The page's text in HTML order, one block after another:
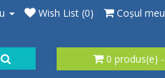
Wish List (0) Coşul meu